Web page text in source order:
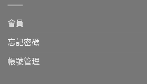
會員
忘記密碼
帳號管理